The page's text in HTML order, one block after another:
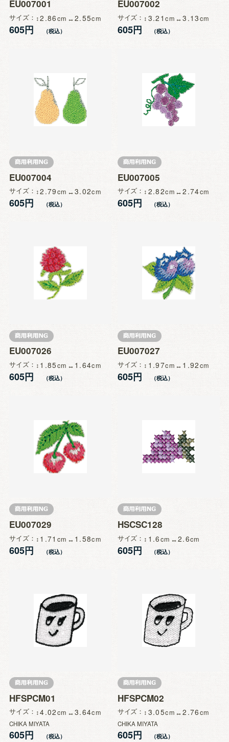
EU007001
サイズ 2.86 2.55
605円
EU007002
サイズ 3.21 3.13
605円
EU007004
サイズ 2.79 3.02
605円
EU007005
サイズ 2.82 2.74
605円
EU007026
サイズ 1.85 1.64
605円
EU007027
サイズ 1.97 1.92
605円
EU007029
サイズ 1.71 1.58
605円
HSCSC128
サイズ 1.6 2.6
605円
HFSPCM01
サイズ 4.02 3.64
CHIKA MIYATA
605円
HFSPCM02
サイズ 3.05 2.76
CHIKA MIYATA
605円